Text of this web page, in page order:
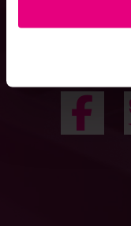
VAN SEO NAAR